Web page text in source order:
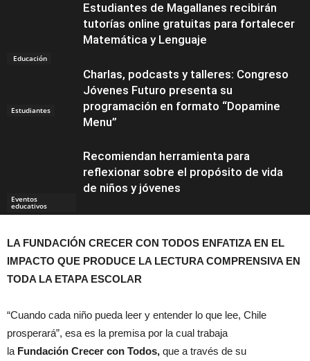
Educación
Estudiantes
Estudiantes de Magallanes recibirán
tutorías online gratuitas para fortalecer
Matemática y Lenguaje
Eventos
educativos
Charlas, podcasts y talleres: Congreso
Jóvenes Futuro presenta su
programación en formato “Dopamine
Menu”
Eventos
Recomiendan herramienta para
reflexionar sobre el propósito de vida
de niños y jóvenes
LA FUNDACIÓN CRECER CON TODOS ENFATIZA EN EL
IMPACTO QUE PRODUCE LA LECTURA COMPRENSIVA EN
TODA LA ETAPA ESCOLAR
“Cuando cada niño pueda leer y entender lo que lee, Chile
prosperará”, esa es la premisa por la cual trabaja
la Fundación Crecer con Todos, que a través de su